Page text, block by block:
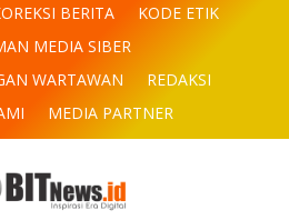
BERITA
KODE ETIK
MEDIA SIBER
WARTAWAN
REDAKSI
MEDIA PARTNER